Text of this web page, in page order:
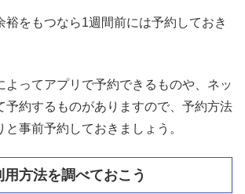
裕をもつなら1週間前には予約しておき
よってアプリで予約できるものや、ネッ
予約するものがありますので、予約方法
と事前予約しておきましょう。
方法を調べておこう